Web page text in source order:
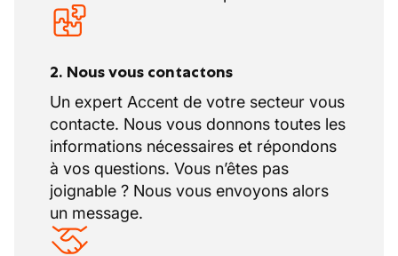
structure organisationnelle agile, notamment
dans les environnements HVAC, électricité et
2. Nous vous contactons
Un expert Accent de votre secteur vous
contacte. Nous vous donnons toutes les
informations nécessaires et répondons
à vos questions. Vous n’êtes pas
joignable ? Nous vous envoyons alors
un message.